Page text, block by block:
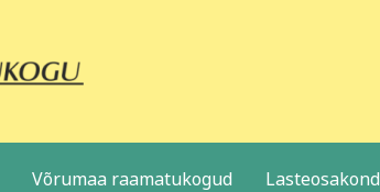
Võrumaa raamatukogud Lasteosakond